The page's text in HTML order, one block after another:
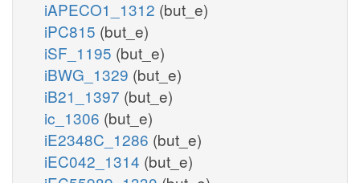
iAPECO1_1312 (but_e)
iPC815 (but_e)
iSF_1195 (but_e)
iBWG_1329 (but_e)
iB21_1397 (but_e)
ic_1306 (but_e)
iE2348C_1286 (but_e)
iEC042_1314 (but_e)